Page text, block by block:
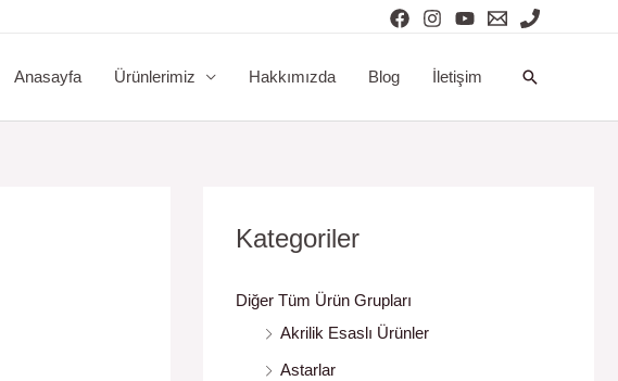
Anasayfa
Ürünlerimiz Hakkımızda Blog İletişim Arama
Kategoriler
Diğer Tüm Ürün Grupları
Akrilik Esaslı Ürünler
Astarlar